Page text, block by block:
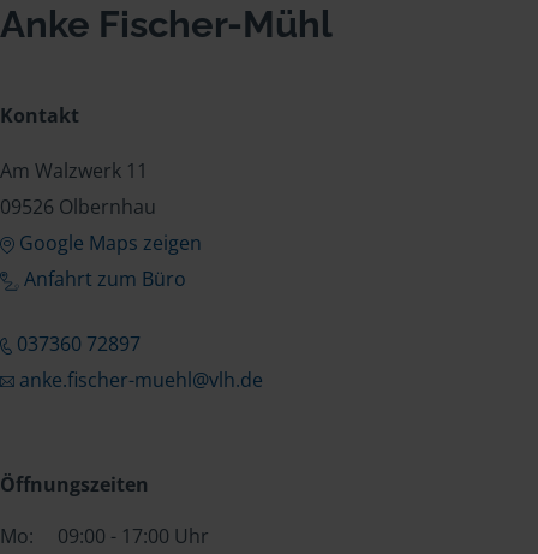
Anke Fischer-Mühl
Kontakt
Am Walzwerk 11
09526 Olbernhau
Google Maps zeigen
Anfahrt zum Büro
037360 72897
anke.fischer-muehl@vlh.de
Öffnungszeiten
Mo:
09:00 - 17:00 Uhr